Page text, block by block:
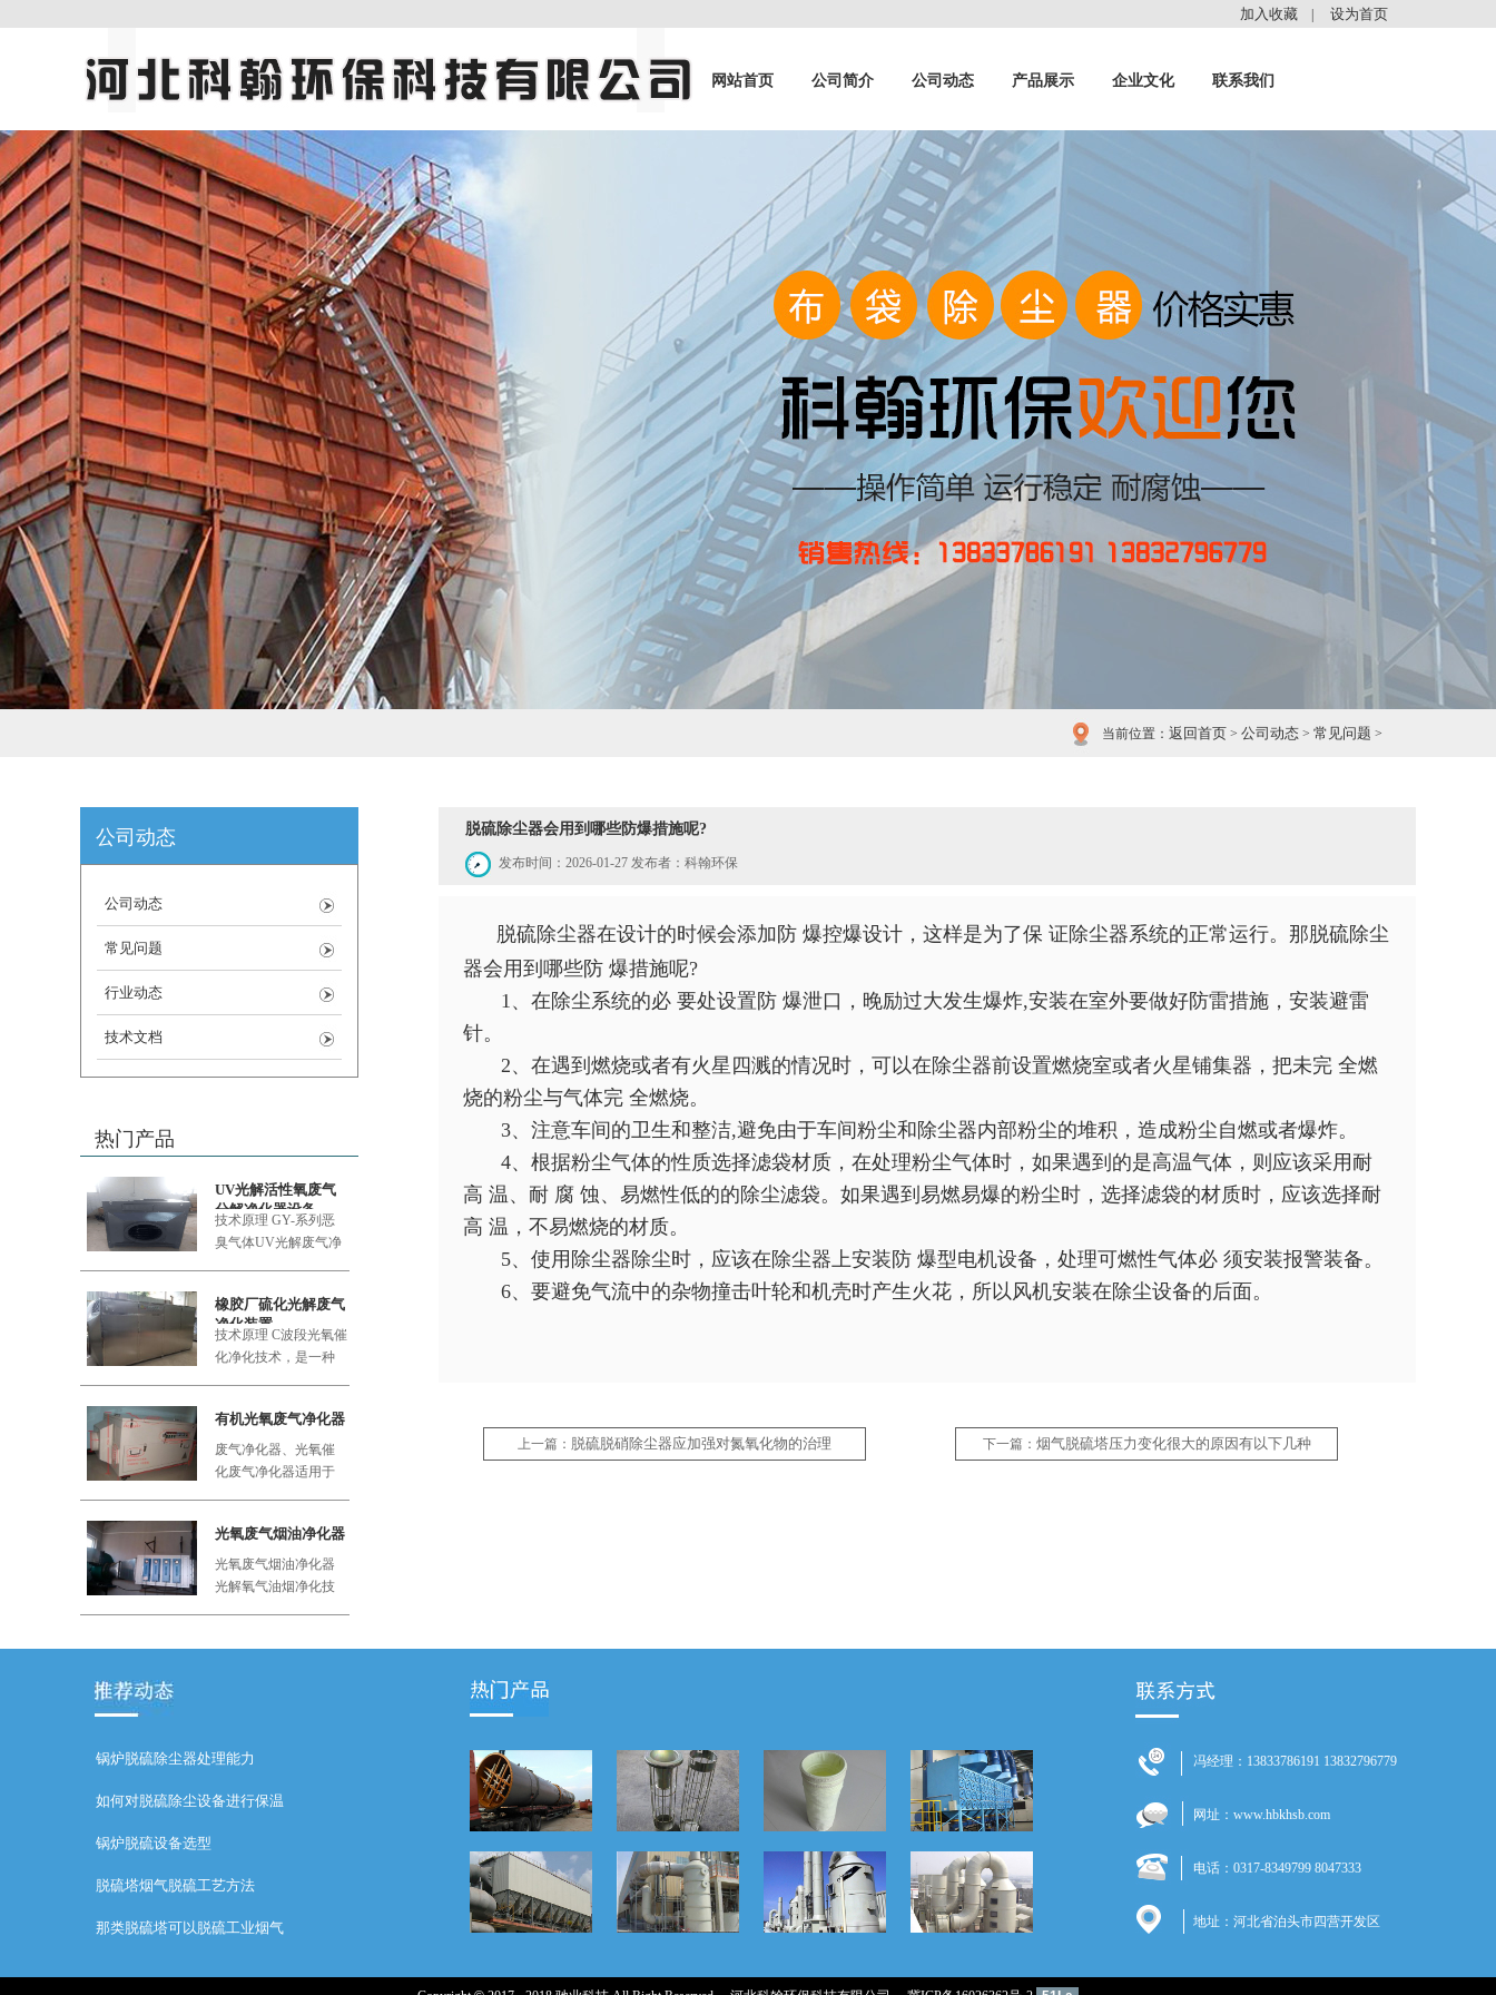
加入收藏 设为首页
网站首页 公司简介 公司动态 产品展示 企业文化 联系我们
当前位置： 返回首页 > 公司动态 > 常见问题 >
公司动态
公司动态
常见问题
行业动态
技术文档
热门产品
UV光解活性氧废气
分解净化器设备
技术原理 GY-系列恶
臭气体UV光解废气净
橡胶厂硫化光解废气
净化装置
技术原理 C波段光氧催
化净化技术，是一种
有机光氧废气净化器
废气净化器、光氧催
化废气净化器适用于
光氧废气烟油净化器
光氧废气烟油净化器
光解氧气油烟净化技
脱硫除尘器会用到哪些防爆措施呢?
发布时间：2026-01-27 发布者：科翰环保
脱硫除尘器在设计的时候会添加防 爆控爆设计，这样是为了保 证除尘器系统的正常运行。那脱硫除尘
器会用到哪些防 爆措施呢?
1、在除尘系统的必 要处设置防 爆泄口，晚励过大发生爆炸,安装在室外要做好防雷措施，安装避雷
针。
2、在遇到燃烧或者有火星四溅的情况时，可以在除尘器前设置燃烧室或者火星铺集器，把未完 全燃
烧的粉尘与气体完 全燃烧。
3、注意车间的卫生和整洁,避免由于车间粉尘和除尘器内部粉尘的堆积，造成粉尘自燃或者爆炸。
4、根据粉尘气体的性质选择滤袋材质，在处理粉尘气体时，如果遇到的是高温气体，则应该采用耐
高 温、耐 腐 蚀、易燃性低的的除尘滤袋。如果遇到易燃易爆的粉尘时，选择滤袋的材质时，应该选择耐
高 温，不易燃烧的材质。
5、使用除尘器除尘时，应该在除尘器上安装防 爆型电机设备，处理可燃性气体必 须安装报警装备。
6、要避免气流中的杂物撞击叶轮和机壳时产生火花，所以风机安装在除尘设备的后面。
上一篇： 脱硫脱硝除尘器应加强对氮氧化物的治理 下一篇： 烟气脱硫塔压力变化很大的原因有以下几种
锅炉脱硫除尘器处理能力
如何对脱硫除尘设备进行保温
锅炉脱硫设备选型
脱硫塔烟气脱硫工艺方法
那类脱硫塔可以脱硫工业烟气
冯经理：13833786191 13832796779
网址：www.hbkhsb.com
电话：0317-8349799 8047333
地址：河北省泊头市四营开发区